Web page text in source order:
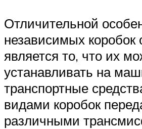
Отличительной
независимых коробок
является то, что их
устанавливать на
транспортные
видами коробок
различными